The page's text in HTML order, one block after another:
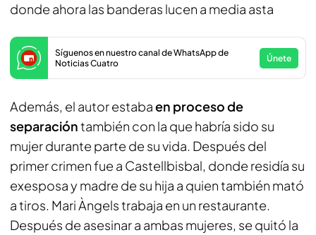
donde ahora las banderas lucen a media asta
Síguenos en nuestro canal de WhatsApp de
Noticias Cuatro
Únete
Además, el autor estabaen proceso de
separacióntambién con la que habría sido su
mujer durante parte de su vida. Después del
primer crimen fue a Castellbisbal, donde residía su
exesposa y madre de su hija a quien también mató
a tiros. Mari Àngels trabaja en un restaurante.
Después de asesinar a ambas mujeres, se quitó la